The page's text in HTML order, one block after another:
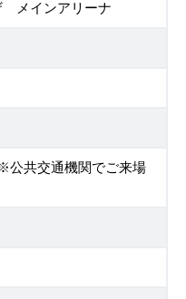
メインアリーナ
共交通機関でご来場